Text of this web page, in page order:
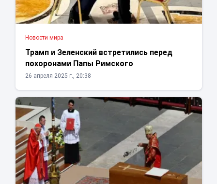
Новости мира
Трамп и Зеленский встретились перед
похоронами Папы Римского
26 апреля 2025 г., 20:38